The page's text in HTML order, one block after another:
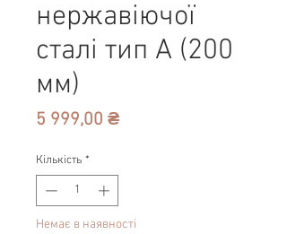
нержавіючої
сталі тип A (200
мм)
5 999,00 ₴Ціна
Кількість *
Немає в наявності